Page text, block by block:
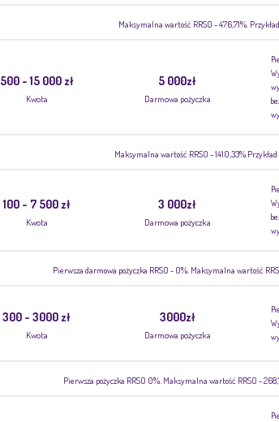
Maksymalna wartość RRSO - 476,71%.
500 - 15 000 zł
Kwota
5 000zł
Darmowa pożyczka
Maksymalna wartość RRSO - 1410,33%
100 - 7 500 zł
Kwota
3 000zł
Darmowa pożyczka
Pierwsza darmowa pożyczka RRSO - 0%. Maksymalna wartość
300 - 3000 zł
Kwota
3000zł
Darmowa pożyczka
Pierwsza pożyczka RRSO 0%. Maksymalna wartość RRSO -